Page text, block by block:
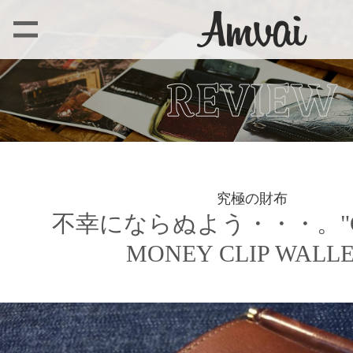
究極の財布
不幸にならぬよう・・・。
MONEY CLIP